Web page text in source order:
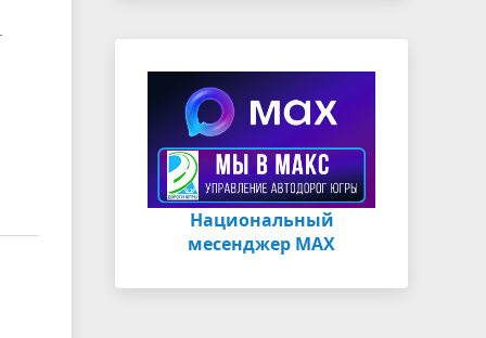
Национальный
месенджер МАХ